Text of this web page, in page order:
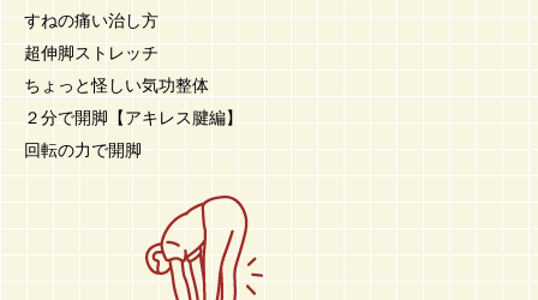
すねの痛い治し方
超伸脚ストレッチ
ちょっと怪しい気功整体
２分で開脚【アキレス腱編】
回転の力で開脚